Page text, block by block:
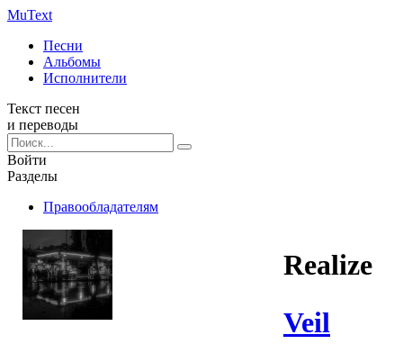
MuText
Песни
Альбомы
Исполнители
Текст песен
и переводы
Войти
Разделы
Правообладателям
Realize
Veil